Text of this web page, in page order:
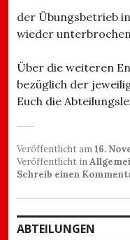
der Übungsbetrieb
wieder
Über die weiteren
bezüglich der
Euch die
Veröffentlicht am16.
Veröffentlicht in
Schreib einen
ABTEILUNGEN